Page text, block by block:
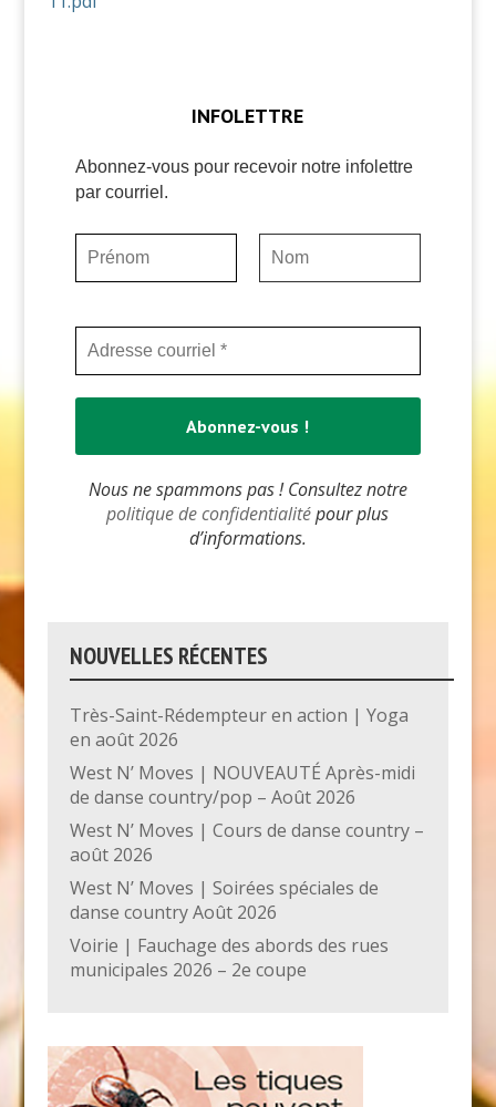
INFOLETTRE
Abonnez-vous pour recevoir notre infolettre
par courriel.
Nous ne spammons pas ! Consultez notre
politique de confidentialitépour plus
d’informations.
NOUVELLES RÉCENTES
Très-Saint-Rédempteur en action | Yoga
en août 2026
West N’ Moves | NOUVEAUTÉ Après-midi
de danse country/pop – Août 2026
West N’ Moves | Cours de danse country –
août 2026
West N’ Moves | Soirées spéciales de
danse country Août 2026
Voirie | Fauchage des abords des rues
municipales 2026 – 2e coupe